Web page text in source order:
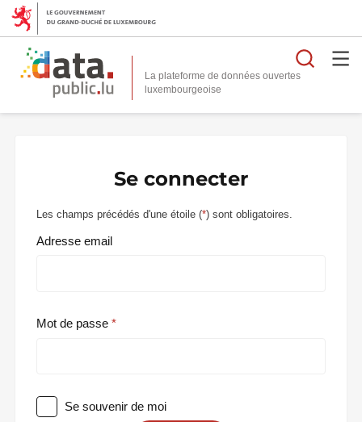
La plateforme de données ouvertes
Se connecter
Les champs précédés d'une étoile (*) sont obligatoires.
Adresse email
Mot de passe
Se souvenir de moi